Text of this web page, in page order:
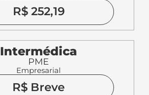
R$ 252,19
Intermédica
PME
Empresarial
R$ Breve